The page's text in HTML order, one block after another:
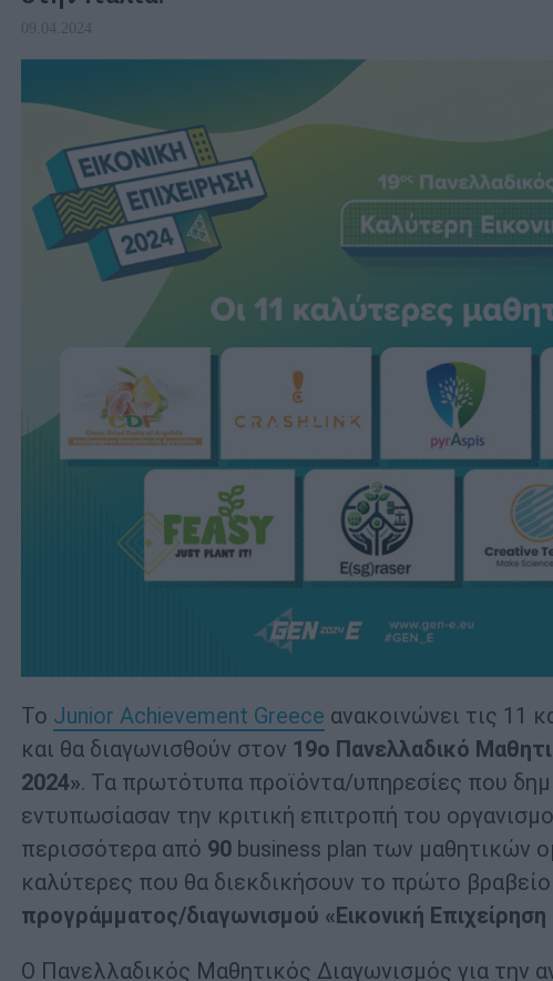
09.04.2024
To Junior Achievement Greece ανακοινώνει τις 11
και θα διαγωνισθούν στον 19ο Πανελλαδικό
2024». Τα πρωτότυπα προϊόντα/υπηρεσίες που
εντυπωσίασαν την κριτική επιτροπή του
περισσότερα από 90 business plan των μαθητικών
καλύτερες που θα διεκδικήσουν το πρώτο
προγράμματος/διαγωνισμού «Εικονική Επιχείρηση
Ο Πανελλαδικός Μαθητικός Διαγωνισμός για την